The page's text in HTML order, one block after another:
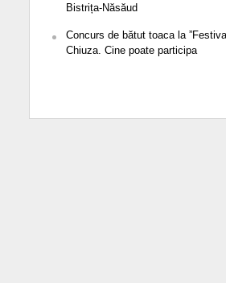
Bistrița-Năsăud
Concurs de bătut toaca la
Chiuza. Cine poate participa